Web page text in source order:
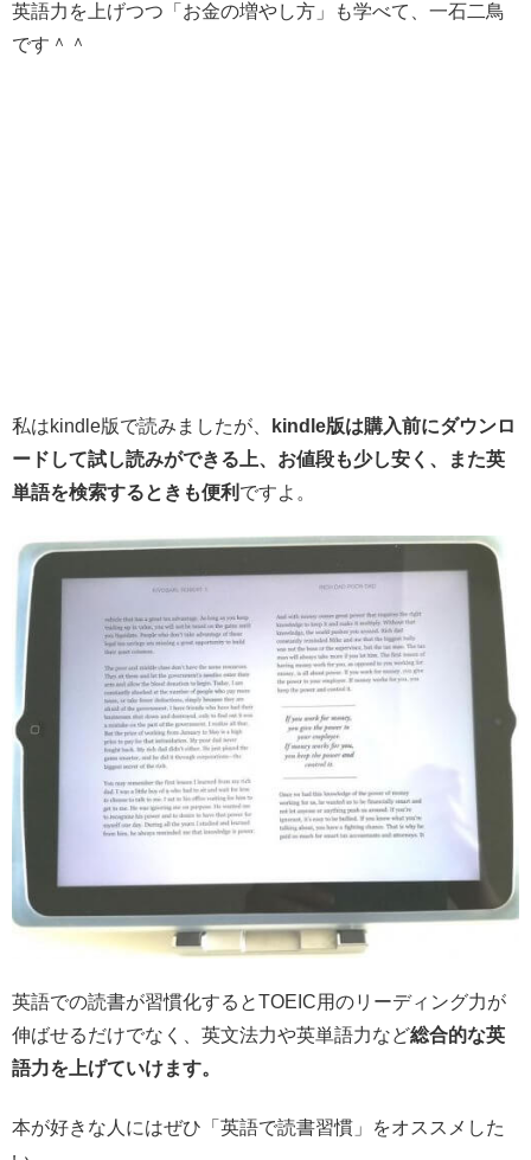
英語力を上げつつ「お金の増やし方」も学べて、一石二鳥
です＾＾
私はkindle版で読みましたが、
kindle版は購入前にダウンロ
ードして試し読みができる上、お値段も少し安く、また英
単語を検索するときも便利 ですよ。
英語での読書が習慣化するとTOEIC用のリーディング力が
伸ばせるだけでなく、英文法力や英単語力など総合的な英
語力を上げていけます。
本が好きな人にはぜひ「英語で読書習慣」をオススメした